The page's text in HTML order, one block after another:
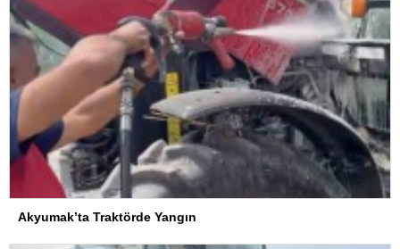
Akyumak’ta Traktörde Yangın